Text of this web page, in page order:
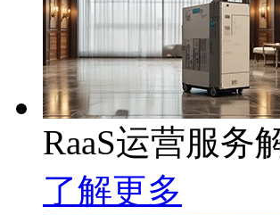
RaaS运营服务
了解更多